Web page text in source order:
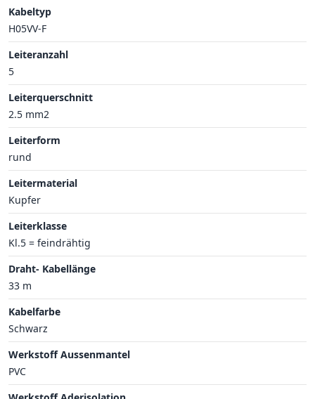
Kabeltyp
H05VV-F
Leiteranzahl
5
Leiterquerschnitt
2.5 mm2
Leiterform
rund
Leitermaterial
Kupfer
Leiterklasse
Kl.5 = feindrähtig
Draht- Kabellänge
33 m
Kabelfarbe
Schwarz
Werkstoff Aussenmantel
PVC